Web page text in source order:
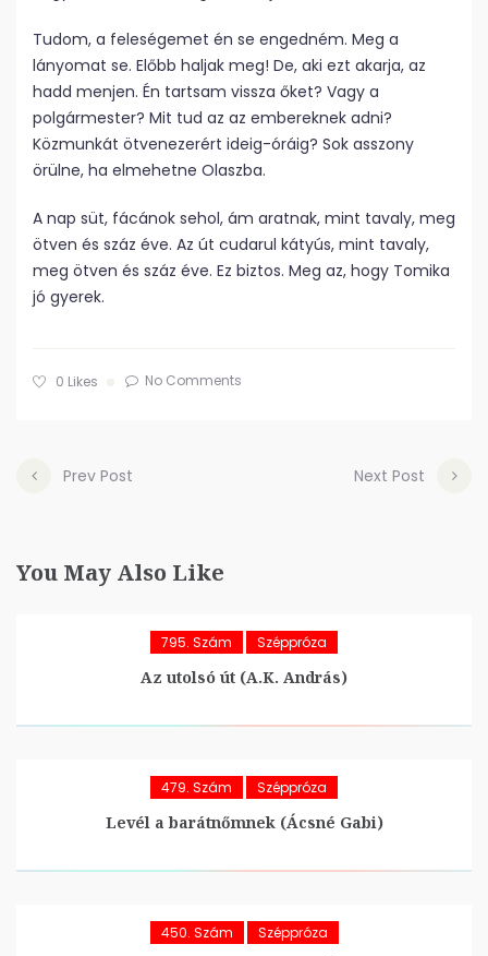
Tudom, a feleségemet én se engedném. Meg a
lányomat se. Előbb haljak meg! De, aki ezt akarja, az
hadd menjen. Én tartsam vissza őket? Vagy a
polgármester? Mit tud az az embereknek adni?
Közmunkát ötvenezerért ideig-óráig? Sok asszony
örülne, ha elmehetne Olaszba.
A nap süt, fácánok sehol, ám aratnak, mint tavaly, meg
ötven és száz éve. Az út cudarul kátyús, mint tavaly,
meg ötven és száz éve. Ez biztos. Meg az, hogy Tomika
jó gyerek.
0 Likes No Comments
Prev Post Next Post
You May Also Like
795. Szám Széppróza
Az utolsó út (A.K. András)
479. Szám Széppróza
Levél a barátnőmnek (Ácsné Gabi)
450. Szám Széppróza